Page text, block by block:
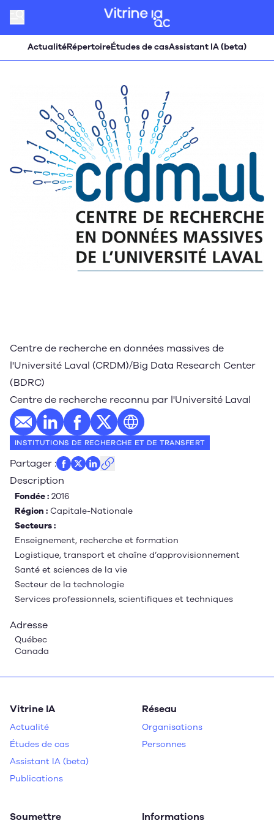
ActualitéRépertoireÉtudes de casAssistant IA (beta)
Centre de recherche en données massives de
l'Université Laval (CRDM)/Big Data Research Center
(BDRC)
Centre de recherche reconnu par l'Université Laval
E-mailProfil LinkedIn
Profil Facebook
Profil Twitter
Site web
INSTITUTIONS DE RECHERCHE ET DE TRANSFERT
Partager :
Description
Fondée : 2016
Région : Capitale-Nationale
Secteurs :
Enseignement, recherche et formation
Logistique, transport et chaîne d’approvisionnement
Santé et sciences de la vie
Secteur de la technologie
Services professionnels, scientifiques et techniques
Adresse
Québec
Canada
Vitrine IA
Actualité
Études de cas
Assistant IA (beta)
Publications
Réseau
Organisations
Personnes
Soumettre Informations